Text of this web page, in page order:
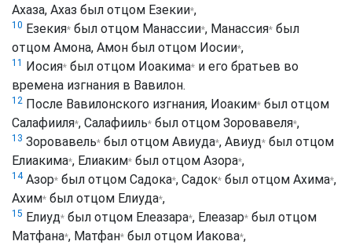
Ахаза, Ахаз был отцом Езекии*,
10 Езекия* был отцом Манассии*, Манассия* был
отцом Амона, Амон был отцом Иосии*,
11 Иосия* был отцом Иоакима* и его братьев во
времена изгнания в Вавилон.
12 После Вавилонского изгнания, Иоаким* был отцом
Салафииля*, Салафииль* был отцом Зоровавеля*,
13 Зоровавель* был отцом Авиуда*, Авиуд* был отцом
Елиакима*, Елиаким* был отцом Азора*,
14 Азор* был отцом Садока*, Садок* был отцом Ахима*,
Ахим* был отцом Елиуда*,
15 Елиуд* был отцом Елеазара*, Елеазар* был отцом
Матфана*, Матфан* был отцом Иакова*,